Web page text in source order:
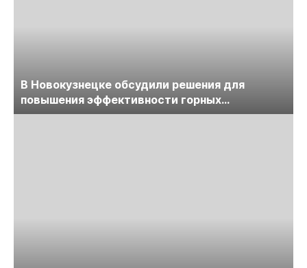
В Новокузнецке обсудили решения для
повышения эффективности горных
предприятий